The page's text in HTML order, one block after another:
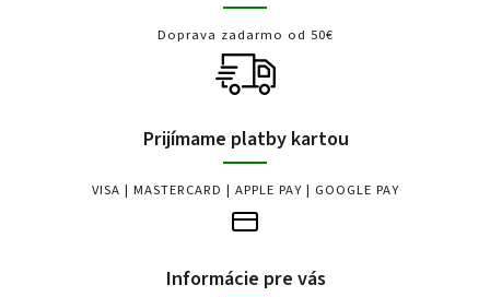
Doprava zadarmo od 50€
Prijímame platby kartou
VISA | MASTERCARD | APPLE PAY | GOOGLE PAY
Informácie pre vás